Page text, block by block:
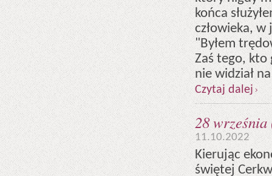
końca
człowieka, w
"Byłem
Zaś tego, kto
nie widział
Czytaj dalej
28
11.10.2022
Kierując
świętej